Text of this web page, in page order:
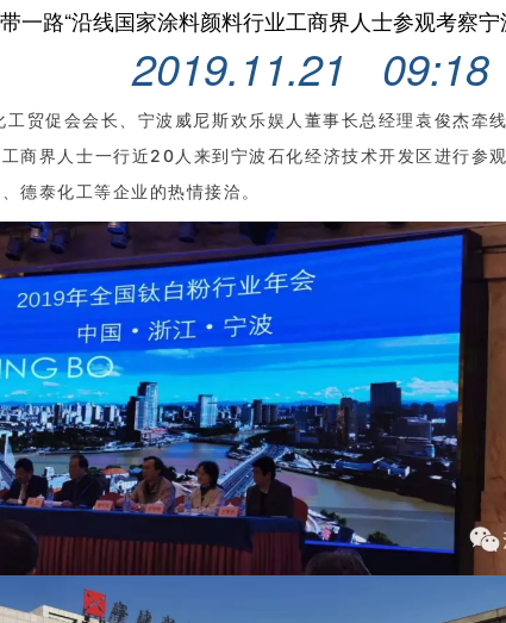
一路“沿线国家涂料颜料行业工商界人士参观考察
2019.11.21 09:18
贸促会会长、宁波威尼斯欢乐娱人董事长总经理袁俊杰牵
商界人士一行近20人来到宁波石化经济技术开发区进行参
德泰化工等企业的热情接洽。